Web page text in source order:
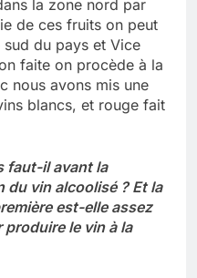
la zone nord par
de ces fruits on peut
sud du pays et Vice
faite on procède à la
nous avons mis une
blancs, et rouge fait
faut-il avant la
du vin alcoolisé ? Et la
est-elle assez
le vin à la